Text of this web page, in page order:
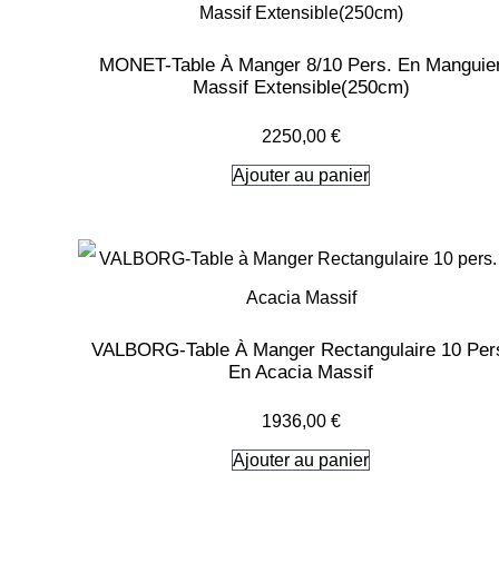
MONET-Table À Manger 8/10 Pers. En
Massif Extensible(250cm)
2250,00 €
Ajouter au panier
VALBORG-Table À Manger Rectangulaire 10
En Acacia Massif
1936,00 €
Ajouter au panier